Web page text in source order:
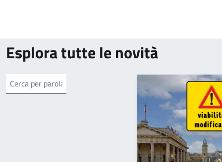
Esplora tutte le novità